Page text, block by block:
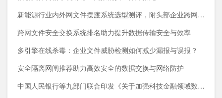
新能源行业内外网文件摆渡系统选型测评，附头部企业跨网部署案例
跨网文件安全交换系统排名助力提升数据传输安全与效率
多引擎在线杀毒：企业文件威胁检测如何减少漏报与误报？
安全隔离网闸推荐助力高效安全的数据交换与网络防护
中国人民银行等九部门联合印发《关于加强科技金融领域数据开发利用的通知》